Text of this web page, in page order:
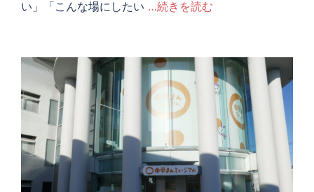
い」「こんな場にしたい …続きを読む